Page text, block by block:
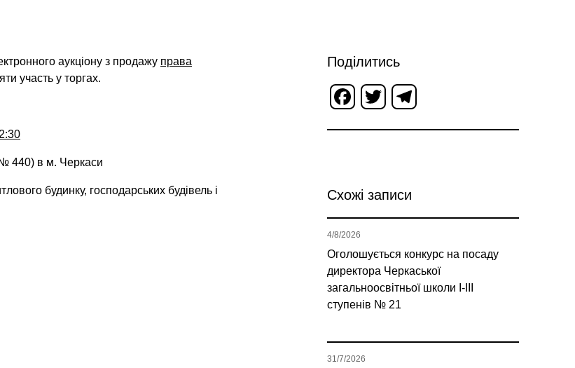
аукціону з продажу права
участь у торгах.
№ 440) в м. Черкаси
будинку, господарських будівель і
Поділитись
Facebook
Twitter
Схожі записи
Оголошується конкурс на посаду
директора Черкаської
загальноосвітньої школи І-ІІІ
ступенів № 21
4/8/2026
31/7/2026